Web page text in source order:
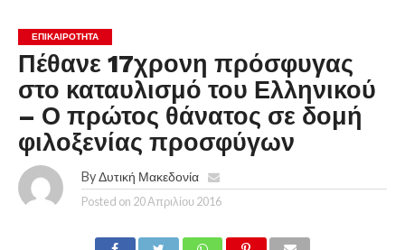
ΕΠΙΚΑΙΡΟΤΗΤΑ
Πέθανε 17χρονη πρόσφυγας
στο καταυλισμό του Ελληνικού
– Ο πρώτος θάνατος σε δομή
φιλοξενίας προσφύγων
By Δυτική Μακεδονία
Posted on 20 Απριλίου 2016